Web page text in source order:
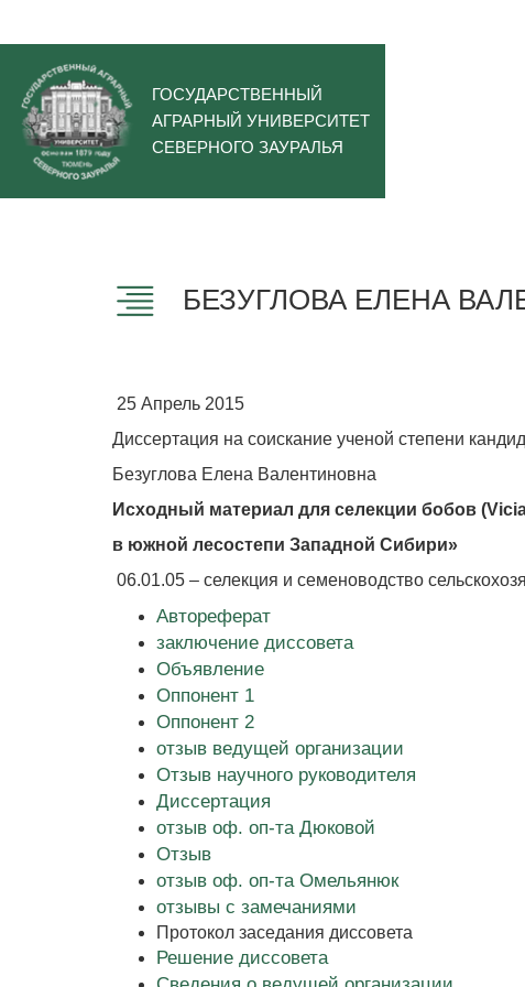
ГОСУДАРСТВЕННЫЙ
АГРАРНЫЙ УНИВЕРСИТЕТ
СЕВЕРНОГО ЗАУРАЛЬЯ
БЕЗУГЛОВА ЕЛЕНА
25 Апрель 2015
Диссертация на соискание ученой степени
Безуглова Елена Валентиновна
Исходный материал для селекции бобов
в южной лесостепи Западной Сибири»
06.01.05 – селекция и семеноводство
Автореферат
заключение диссовета
Объявление
Оппонент 1
Оппонент 2
отзыв ведущей организации
Отзыв научного руководителя
Диссертация
отзыв оф. оп-та Дюковой
Отзыв
отзыв оф. оп-та Омельянюк
отзывы с замечаниями
Протокол заседания диссовета
Решение диссовета